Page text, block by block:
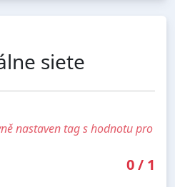
siete
nastaven tag s hodnotu pro
0/ 1